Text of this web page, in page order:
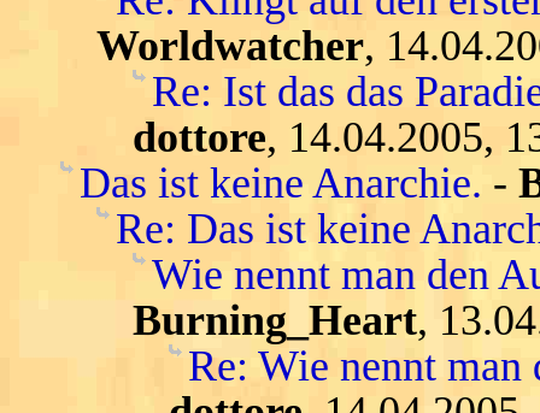
Worldwatcher,
Re: Ist das das
dottore, 14.04.2005,
Das ist keine Anarchie. -
Re: Das ist keine
Wie nennt man den
Burning_Heart,
Re: Wie nennt man